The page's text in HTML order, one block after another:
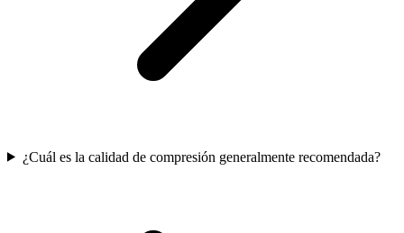
¿Cuál es la calidad de compresión generalmente recomendada?